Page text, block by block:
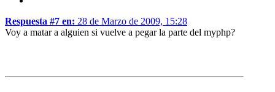
Respuesta #7 en: 28 de Marzo de 2009, 15:28
Voy a matar a alguien si vuelve a pegar la parte del myphp?